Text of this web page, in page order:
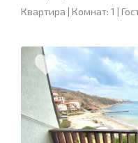
Квартира | Комнат: 1 |